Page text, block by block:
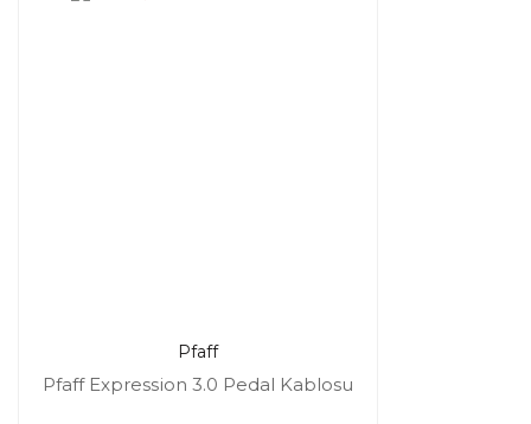
Pfaff
Pfaff Expression 3.0 Pedal Kablosu